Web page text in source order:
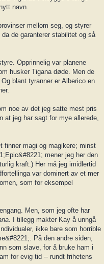
navn.
mellom seg, og styrer
de garanterer stabilitet og så
Opprinnelig var planene
husker Tigana døde. Men de
blant tyranner er Alberico en
noe av det jeg satte mest pris
at jeg har sagt for mye allerede,
finner magi og magikere; minst
mener jeg her den
kraft.) Her må jeg imidlertid
var dominert av et mer
som for eksempel
Men, som jeg ofte har
. I tillegg makter Kay å unngå
ikke bare som horrible
På den andre siden,
som slave, for å bruke ham i
for evig tid -- rundt frihetens